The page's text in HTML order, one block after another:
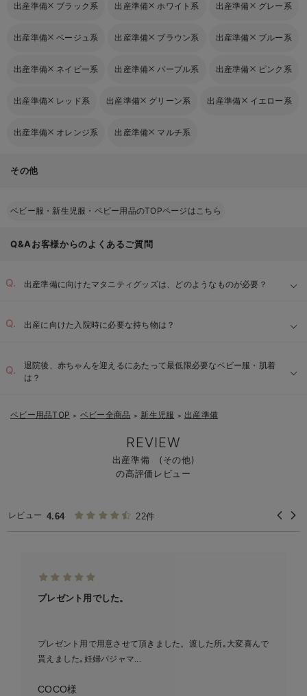
出産準備 ブラック系 出産準備 ホワイト系 出産準備 グレー系
出産準備 ベージュ系 出産準備 ブラウン系 出産準備 ブルー系
出産準備 ネイビー系 出産準備 パープル系 出産準備 ピンク系
出産準備 レッド系 出産準備 グリーン系 出産準備 イエロー系
出産準備 オレンジ系 出産準備 マルチ系
その他
ベビー服・新生児服・ベビー用品のTOPページはこちら
Q&Aお客様からのよくあるご質問
出産準備に向けたマタニティグッズは、どのようなものが必要？
出産に向けた入院時に必要な持ち物は？
退院後、赤ちゃんを迎えるにあたって最低限必要なベビー服・肌着
は？
ベビー用品TOP ＞ ベビー全商品 ＞ 新生児服 ＞ 出産準備
REVIEW
出産準備 (その他)
の高評価レビュー
レビュー 4.64 22件
プレゼント用でした。
プレゼント用で用意させて頂きました。渡した所｡大変喜んで
貰えました｡妊婦パジャマ...
COCO様